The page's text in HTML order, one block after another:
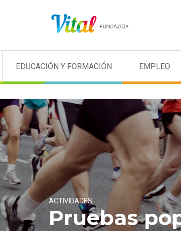
EDUCACIÓN Y FORMACIÓN EMPLEO
Pruebas
ACTIVIDADES